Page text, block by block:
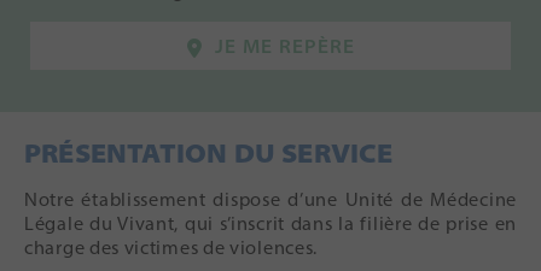
JE ME REPÈRE
PRÉSENTATION DU SERVICE
Notre établissement dispose d’une Unité de Médecine
Légale du Vivant, qui s’inscrit dans la filière de prise en
charge des victimes de violences.